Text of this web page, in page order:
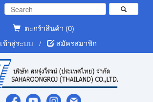
ตะกร้าสินค้า (0)
เข้าสู่ระบบ
/ สมัครสมาชิก